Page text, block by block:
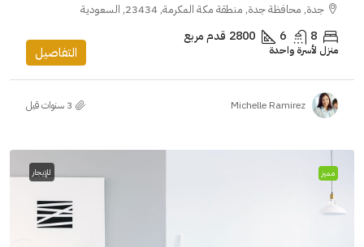
جدة, محافظة جدة, منطقة مكة المكرمة, 23434, السعودية
8
6
2800قدم مربع
منزل لأسرة واحدة التفاصيل
Michelle Ramirez
مميز للإيجار